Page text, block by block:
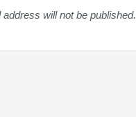
address will not be published.